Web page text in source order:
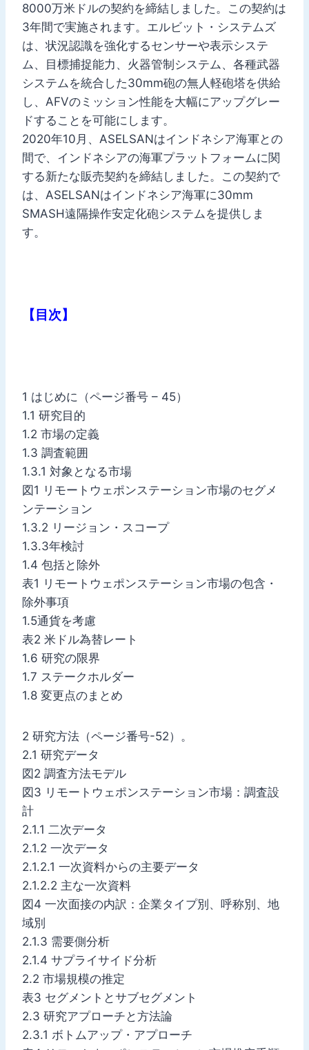
8000万米ドルの契約を締結しました。この契約は
3年間で実施されます。エルビット・システムズ
は、状況認識を強化するセンサーや表示システ
ム、目標捕捉能力、火器管制システム、各種武器
システムを統合した30mm砲の無人軽砲塔を供給
し、AFVのミッション性能を大幅にアップグレー
ドすることを可能にします。
2020年10月、ASELSANはインドネシア海軍との
間で、インドネシアの海軍プラットフォームに関
する新たな販売契約を締結しました。この契約で
は、ASELSANはインドネシア海軍に30mm
SMASH遠隔操作安定化砲システムを提供しま
す。
【目次】
1 はじめに（ページ番号 – 45）
1.1 研究目的
1.2 市場の定義
1.3 調査範囲
1.3.1 対象となる市場
図1 リモートウェポンステーション市場のセグメ
ンテーション
1.3.2 リージョン・スコープ
1.3.3年検討
1.4 包括と除外
表1 リモートウェポンステーション市場の包含・
除外事項
1.5通貨を考慮
表2 米ドル為替レート
1.6 研究の限界
1.7 ステークホルダー
1.8 変更点のまとめ
2 研究方法（ページ番号-52）。
2.1 研究データ
図2 調査方法モデル
図3 リモートウェポンステーション市場：調査設
計
2.1.1 二次データ
2.1.2 一次データ
2.1.2.1 一次資料からの主要データ
2.1.2.2 主な一次資料
図4 一次面接の内訳：企業タイプ別、呼称別、地
域別
2.1.3 需要側分析
2.1.4 サプライサイド分析
2.2 市場規模の推定
表3 セグメントとサブセグメント
2.3 研究アプローチと方法論
2.3.1 ボトムアップ・アプローチ